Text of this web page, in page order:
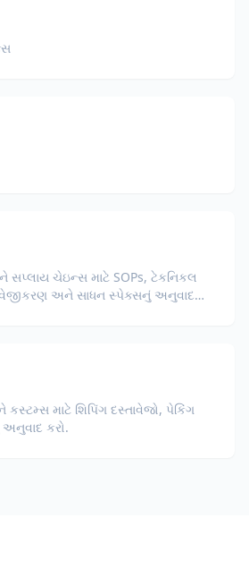
સપ્લાય ચેઇન્સ માટે SOPs, ટેકનિકલ
અને સાધન સ્પેક્સનું અનુવાદ
કસ્ટમ્સ માટે શિપિંગ દસ્તાવેજો, પેકિંગ
કરો.